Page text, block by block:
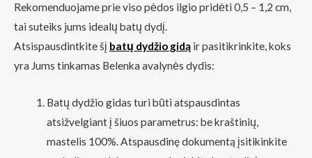
Rekomenduojame prie viso pėdos ilgio pridėti 0,5 – 1,2 cm,
tai suteiks jums idealų batų dydį.
Atsispausdintkite šį batų dydžio gidą ir pasitikrinkite, koks
yra Jums tinkamas Belenka avalynės dydis:
Batų dydžio gidas turi būti atspausdintas
atsižvelgiant į šiuos parametrus: be kraštinių,
mastelis 100%. Atspausdinę dokumentą įsitikinkite